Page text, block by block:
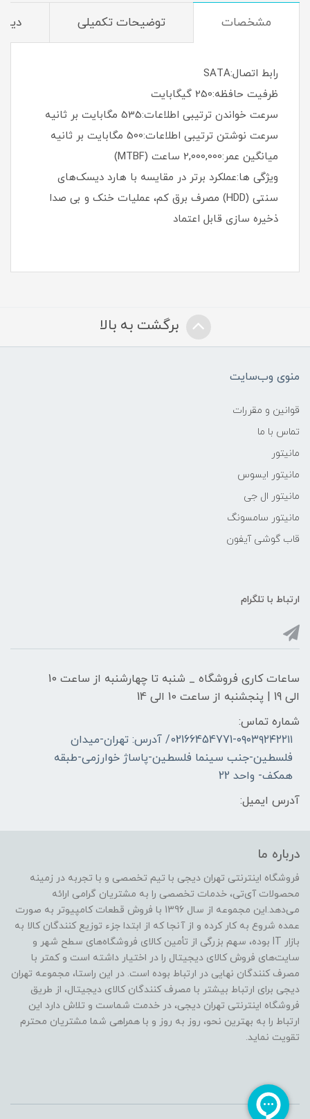
مشخصات توضیحات تکمیلی
رابط اتصال:SATA
ظرفیت حافظه:250 گیگابایت
سرعت خواندن ترتیبی اطلاعات:535 مگابایت بر ثانیه
سرعت نوشتن ترتیبی اطلاعات:500 مگابایت بر ثانیه
میانگین عمر:2,000,000 ساعت (MTBF)
ویژگی ها:عملکرد برتر در مقایسه با هارد دیسک‌های
سنتی (HDD) مصرف برق کم، عملیات خنک و بی صدا
ذخیره سازی قابل اعتماد
برگشت به بالا
منوی وب‌سایت
قوانین و مقررات
تماس با ما
مانیتور
مانیتور ایسوس
مانیتور ال جی
مانیتور سامسونگ
قاب گوشی آیفون
ارتباط با تلگرام
ساعات کاری فروشگاه _ شنبه تا چهارشنبه از ساعت 10
الی 19 | پنجشنبه از ساعت 10 الی 14
شماره تماس:
02166454771-۰۹۰۳۹۲۴۲۲۱۱/ آدرس: تهران-میدان
فلسطین-جنب سینما فلسطین-پاساژ خوارزمی-طبقه
همکف- واحد 22
آدرس ایمیل:
درباره ما
فروشگاه اینترنتی تهران دیجی با تیم تخصصی و با تجربه در زمینه
محصولات آی‌تی، خدمات تخصصی را به مشتریان گرامی ارائه
می‌دهد.این مجموعه از سال 1396 با فروش قطعات کامپیوتر به صورت
عمده شروع به کار کرده و از آنجا که از ابتدا جزء توزیع کنندگان کالا به
بازار IT بوده، سهم بزرگی از تأمین کالای فروشگاه‌های سطح شهر و
سایت‌های فروش کالای دیجیتال را در اختیار داشته است و کمتر با
مصرف کنندگان نهایی در ارتباط بوده است. در این راستا، مجموعه تهران
دیجی برای ارتباط بیشتر با مصرف کنندگان کالای دیجیتال، از طریق
فروشگاه اینترنتی تهران دیجی، در خدمت شماست و تلاش دارد این
ارتباط را به بهترین نحو، روز به روز و با همراهی شما مشتریان محترم
تقویت نماید.